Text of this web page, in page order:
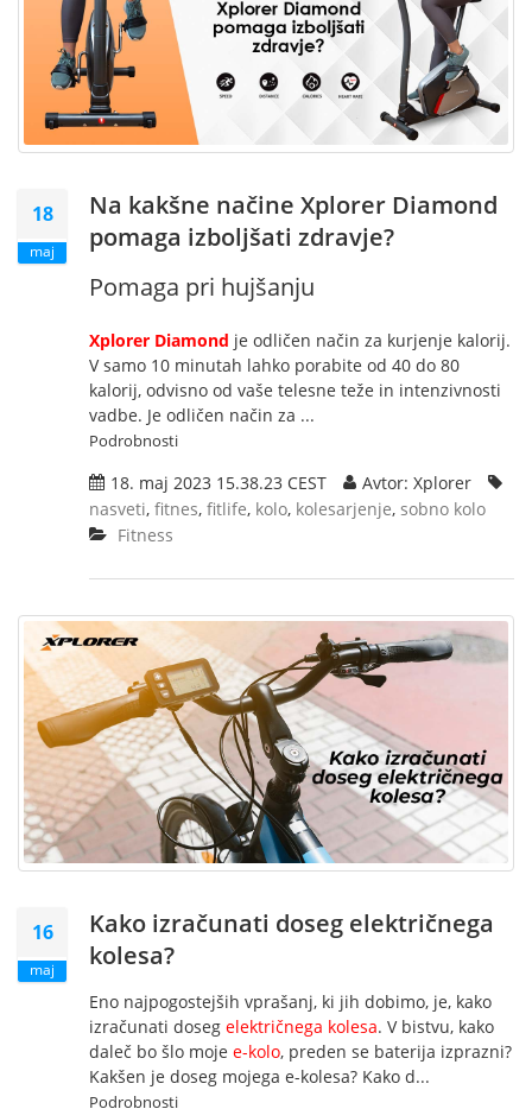
18
maj
Na kakšne načine Xplorer Diamond
pomaga izboljšati zdravje?
Pomaga pri hujšanju
Xplorer Diamond je odličen način za kurjenje kalorij.
V samo 10 minutah lahko porabite od 40 do 80
kalorij, odvisno od vaše telesne teže in intenzivnosti
vadbe. Je odličen način za ...
Podrobnosti
18. maj 2023 15.38.23 CEST
Avtor: Xplorer
nasveti, fitnes, fitlife, kolo, kolesarjenje, sobno kolo
Fitness
16
maj
Kako izračunati doseg električnega
kolesa?
Eno najpogostejših vprašanj, ki jih dobimo, je, kako
izračunati doseg električnega kolesa. V bistvu, kako
daleč bo šlo moje e-kolo, preden se baterija izprazni?
Kakšen je doseg mojega e-kolesa? Kako d...
Podrobnosti